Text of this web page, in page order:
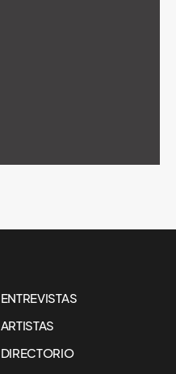
ENTREVISTAS
ARTISTAS
DIRECTORIO